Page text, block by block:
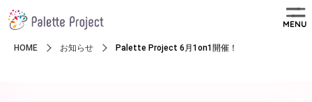
MENU
HOME お知らせ Palette Project 6月1on1開催！